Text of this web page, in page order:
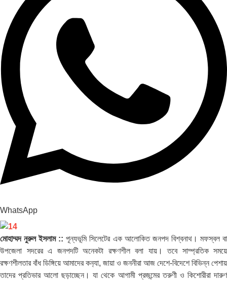
WhatsApp
মোহাম্মদ নুরুল ইসলাম :: পূন্যভূমি সিলেটের এক আলোকিত জনপদ বিশ্বনাথ। মফস্বল বা
উপজেলা সদরের এ জনপদটি অনেকটা রক্ষণশীল বলা যায়। তবে সাম্প্রতিক সময়ে
রক্ষণশীলতার বাঁধ ডিঙ্গিয়ে আমাদের কন‌্যা, জায়া ও জননীরা আজ দেশে-বিদেশে বিভিন্ন পেশায়
তাদের প্রতিভার আলো ছড়াচ্ছেন। যা থেকে আগামী প্রজন্মের তরুণী ও কিশোরীরা দারুণ